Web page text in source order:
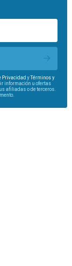
Privacidad yTérminos y
información u ofertas
afiliadas o de terceros.